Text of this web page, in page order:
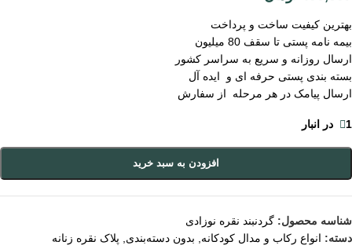
بهترین کیفیت ساخت و پرداخت
بیمه نامه پستی تا سقف 80 میلیون
ارسال روزانه و سریع به سراسر کشور
بسته بندی پستی حرفه ای و ایده آل
ارسال پیامک در هر مرحله از سفارش
1 در انبار
افزودن به سبد خرید
شناسه محصول: گردنبند نقره نوزادی
دسته: انواع رکاب و مدال کودکانه, بدون دسته‌بندی, پلاک نقره زنانه